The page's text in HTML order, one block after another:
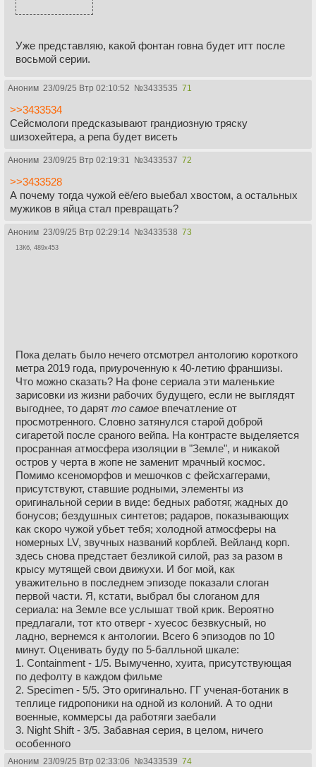
Уже представляю, какой фонтан говна будет итт после
восьмой серии.
Аноним 23/09/25 Втр 02:10:52 №3433535 71
>>3433534
Сейсмологи предсказывают грандиозную тряску
шизохейтера, а репа будет висеть
Аноним 23/09/25 Втр 02:19:31 №3433537 72
>>3433528
А почему тогда чужой её/его выебал хвостом, а остальных
мужиков в яйца стал превращать?
Аноним 23/09/25 Втр 02:29:14 №3433538 73
13Кб, 489x453
Пока делать было нечего отсмотрел антологию короткого
метра 2019 года, приуроченную к 40-летию франшизы.
Что можно сказать? На фоне сериала эти маленькие
зарисовки из жизни рабочих будущего, если не выглядят
выгоднее, то дарят то самое впечатление от
просмотренного. Словно затянулся старой доброй
сигаретой после сраного вейпа. На контрасте выделяется
просранная атмосфера изоляции в "Земле", и никакой
остров у черта в жопе не заменит мрачный космос.
Помимо ксеноморфов и мешочков с фейсхаггерами,
присутствуют, ставшие родными, элементы из
оригинальной серии в виде: бедных работяг, жадных до
бонусов; бездушных синтетов; радаров, показывающих
как скоро чужой убьет тебя; холодной атмосферы на
номерных LV, звучных названий корблей. Вейланд корп.
здесь снова предстает безликой силой, раз за разом в
крысу мутящей свои движухи. И бог мой, как
уважительно в последнем эпизоде показали слоган
первой части. Я, кстати, выбрал бы слоганом для
сериала: на Земле все услышат твой крик. Вероятно
предлагали, тот кто отверг - хуесос безвкусный, но
ладно, вернемся к антологии. Всего 6 эпизодов по 10
минут. Оценивать буду по 5-балльной шкале:
1. Containment - 1/5. Вымученно, хуита, присутствующая
по дефолту в каждом фильме
2. Specimen - 5/5. Это оригинально. ГГ ученая-ботаник в
теплице гидропоники на одной из колоний. А то одни
военные, коммерсы да работяги заебали
3. Night Shift - 3/5. Забавная серия, в целом, ничего
особенного
4. Oreвыше Gore- 2/5 Сказочка про шахтеров-нищеебов.
Аноним 23/09/25 Втр 02:33:06 №3433539 74